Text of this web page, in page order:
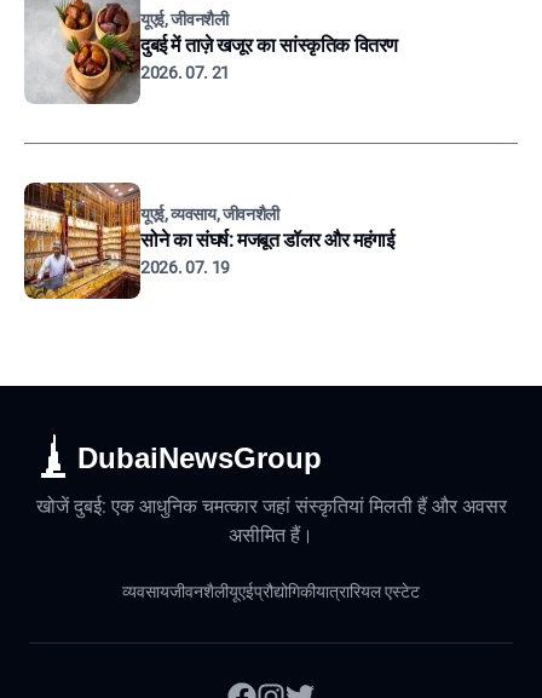
यूएई, जीवनशैली
दुबई में ताज़े खजूर का सांस्कृतिक वितरण
2026. 07. 21
यूएई, व्यवसाय, जीवनशैली
सोने का संघर्ष: मजबूत डॉलर और महंगाई
2026. 07. 19
DubaiNewsGroup
खोजें दुबई: एक आधुनिक चमत्कार जहां संस्कृतियां मिलती हैं और अवसर
असीमित हैं।
व्यवसायजीवनशैलीयूएईप्रौद्योगिकीयात्रारियल एस्टेट